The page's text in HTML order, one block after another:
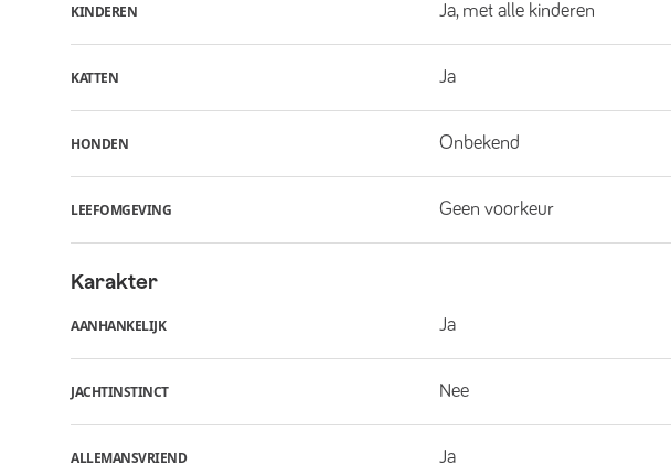
KINDEREN Ja, met alle kinderen
KATTEN Ja
HONDEN Onbekend
LEEFOMGEVING Geen voorkeur
Karakter
AANHANKELIJK Ja
JACHTINSTINCT Nee
ALLEMANSVRIEND Ja